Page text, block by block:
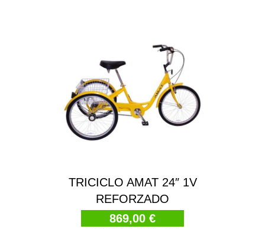
TRICICLO AMAT 24″ 1V
REFORZADO
869,00 €